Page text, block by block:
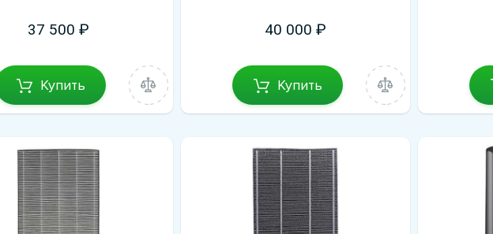
37 500
Купить
40 000
Купить